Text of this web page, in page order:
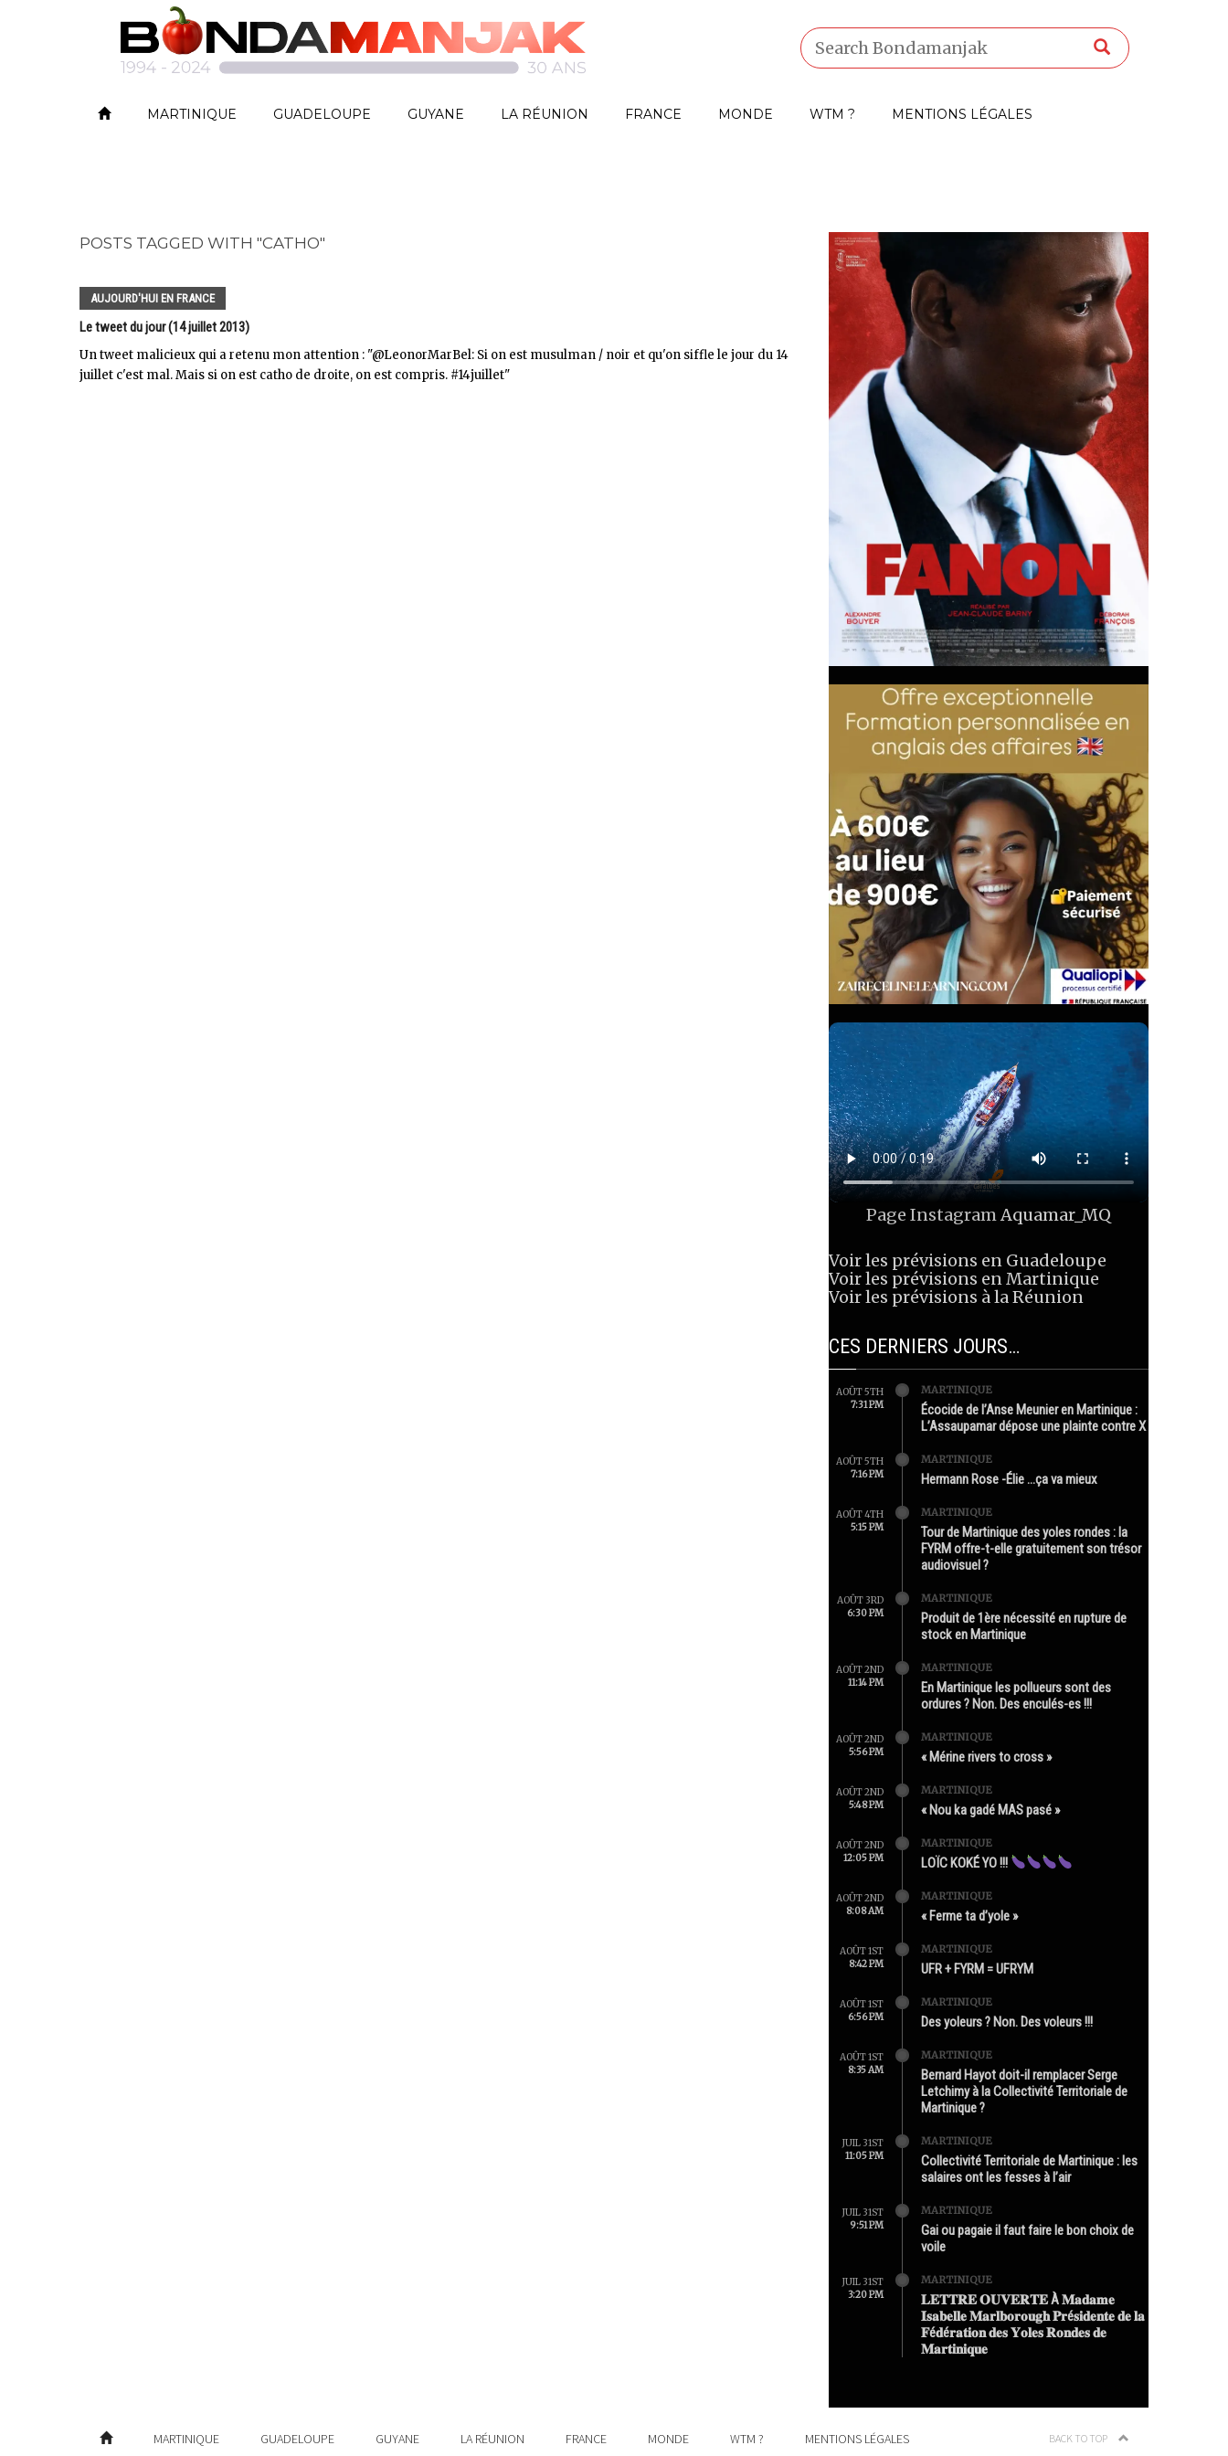
MARTINIQUE GUADELOUPE GUYANE LA RÉUNION FRANCE MONDE WTM ? MENTIONS LÉGALES
POSTS TAGGED WITH "CATHO"
AUJOURD'HUI EN FRANCE
Le tweet du jour (14 juillet 2013)
Un tweet malicieux qui a retenu mon attention : "@LeonorMarBel: Si on est musulman / noir et qu'on siffle le jour du 14
juillet c'est mal. Mais si on est catho de droite, on est compris. ‪#‎14juillet‬"
Page InstagramAquamar_MQ
Voir les prévisions en Guadeloupe
Voir les prévisions en Martinique
Voir les prévisions à la Réunion
CES DERNIERS JOURS…
AOÛT 5TH
7:31 PM
MARTINIQUE
Écocide de l’Anse Meunier en Martinique :
L’Assaupamar dépose une plainte contre X
AOÛT 5TH
7:16 PM
MARTINIQUE
Hermann Rose -Élie …ça va mieux
AOÛT 4TH
5:15 PM
MARTINIQUE
Tour de Martinique des yoles rondes : la
FYRM offre-t-elle gratuitement son trésor
audiovisuel ?
AOÛT 3RD
6:30 PM
MARTINIQUE
Produit de 1ère nécessité en rupture de
stock en Martinique
AOÛT 2ND
11:14 PM
MARTINIQUE
En Martinique les pollueurs sont des
ordures ? Non. Des enculés-es !!!
AOÛT 2ND
5:56 PM
MARTINIQUE
« Mérine rivers to cross »
AOÛT 2ND
5:48 PM
MARTINIQUE
« Nou ka gadé MAS pasé »
AOÛT 2ND
12:05 PM
MARTINIQUE
LOÏC KOKÉ YO !!!
AOÛT 2ND
8:08 AM
MARTINIQUE
« Ferme ta d’yole »
AOÛT 1ST
8:42 PM
MARTINIQUE
UFR + FYRM = UFRYM
AOÛT 1ST
6:56 PM
MARTINIQUE
Des yoleurs ? Non. Des voleurs !!!
AOÛT 1ST
8:35 AM
MARTINIQUE
Bernard Hayot doit-il remplacer Serge
Letchimy à la Collectivité Territoriale de
Martinique ?
JUIL 31ST
11:05 PM
MARTINIQUE
Collectivité Territoriale de Martinique : les
salaires ont les fesses à l’air
JUIL 31ST
9:51 PM
MARTINIQUE
Gai ou pagaie il faut faire le bon choix de
voile
JUIL 31ST
3:20 PM
MARTINIQUE
𝐋𝐄𝐓𝐓𝐑𝐄 𝐎𝐔𝐕𝐄𝐑𝐓𝐄 À 𝐌𝐚𝐝𝐚𝐦𝐞
𝐈𝐬𝐚𝐛𝐞𝐥𝐥𝐞 𝐌𝐚𝐫𝐥𝐛𝐨𝐫𝐨𝐮𝐠𝐡 𝐏𝐫é𝐬𝐢𝐝𝐞𝐧𝐭𝐞 𝐝𝐞 𝐥𝐚
𝐅é𝐝é𝐫𝐚𝐭𝐢𝐨𝐧 𝐝𝐞𝐬 𝐘𝐨𝐥𝐞𝐬 𝐑𝐨𝐧𝐝𝐞𝐬 𝐝𝐞
𝐌𝐚𝐫𝐭𝐢𝐧𝐢𝐪𝐮𝐞
MARTINIQUE GUADELOUPE GUYANE LA RÉUNION FRANCE MONDE WTM ? MENTIONS LÉGALES BACK TO TOP